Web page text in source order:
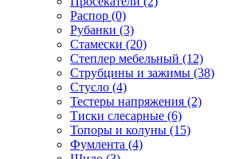
Распор (0)
Рубанки (3)
Стамески (20)
Степлер мебельный (12)
Струбцины и зажимы (38)
Стусло (4)
Тестеры напряжения (2)
Тиски слесарные (6)
Топоры и колуны (15)
Фумлента (4)